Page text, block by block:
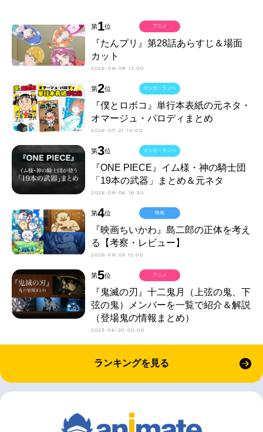
第1位
『たんプリ』第28話あらすじ＆場面
カット
2026-08-08 12:00
アニメ
第2位
『僕とロボコ』単行本表紙の元ネタ・
オマージュ・パロディまとめ
2026-07-21 10:00
マンガ・ラノベ
第3位
『ONE PIECE』イム様・神の騎士団
「19本の武器」まとめ＆元ネタ
2026-08-06 16:30
マンガ・ラノベ
第4位
『映画ちいかわ』島二郎の正体を考え
る【考察・レビュー】
2026-08-03 12:00
映画
第5位
『鬼滅の刃』十二鬼月（上弦の鬼、下
弦の鬼）メンバーを一覧で紹介＆解説
（登場鬼の情報まとめ）
2023-06-20 00:00
アニメ
ランキングを見る